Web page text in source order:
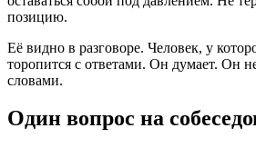
позицию.
Её видно в разговоре. Человек, у
торопится с ответами. Он думает. Он
словами.
Один вопрос на